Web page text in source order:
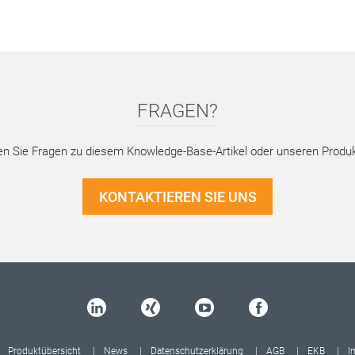
FRAGEN?
Sie Fragen zu diesem Knowledge-Base-Artikel oder unseren
KONTAKTIEREN SIE UNS
Produktübersicht News Datenschutzerklärung AGB EKB